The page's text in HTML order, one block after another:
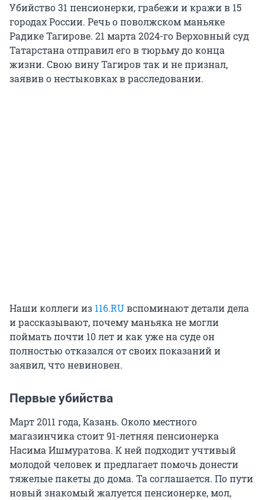
Убийство 31 пенсионерки, грабежи и кражи в 15
городах России. Речь о поволжском маньяке
Радике Тагирове. 21 марта 2024-го Верховный суд
Татарстана отправил его в тюрьму до конца
жизни. Свою вину Тагиров так и не признал,
заявив о нестыковках в расследовании.
Наши коллеги из 116.RUвспоминают детали дела
и рассказывают, почему маньяка не могли
поймать почти 10 лет и как уже на суде он
полностью отказался от своих показаний и
заявил, что невиновен.
Первые убийства
Март 2011 года, Казань. Около местного
магазинчика стоит 91-летняя пенсионерка
Насима Ишмуратова. К ней подходит учтивый
молодой человек и предлагает помочь донести
тяжелые пакеты до дома. Та соглашается. По пути
новый знакомый жалуется пенсионерке, мол,